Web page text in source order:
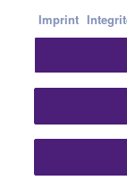
Kontakta
Imprint